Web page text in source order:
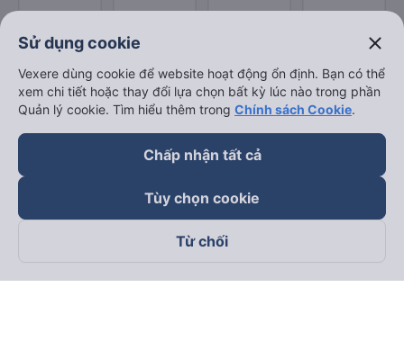
Theo dõi chúng tôi trên
Sử dụng cookie close
Vexere dùng cookie để website hoạt động ổn định. Bạn có thể
xem chi tiết hoặc thay đổi lựa chọn bất kỳ lúc nào trong phần
Quản lý cookie. Tìm hiểu thêm trong Chính sách Cookie.
Chấp nhận tất cả
Tùy chọn cookie
Từ chối